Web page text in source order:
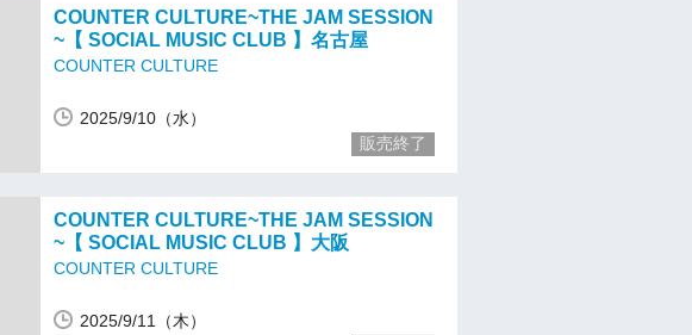
COUNTER CULTURE~THE JAM SESSION
~【 SOCIAL MUSIC CLUB 】名古屋
COUNTER CULTURE
2025/9/10（水）
販売終了
COUNTER CULTURE~THE JAM SESSION
~【 SOCIAL MUSIC CLUB 】大阪
COUNTER CULTURE
2025/9/11（木）